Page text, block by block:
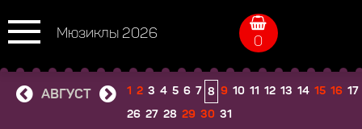
Мюзиклы 2026 0
АВГУСТ 1 2 3 4 5 6 7 8 9 10 11 12 13 14 15 16 17
26 27 28 29 30 31